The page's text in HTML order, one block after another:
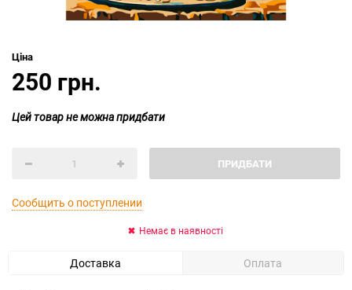
Ціна
250 грн.
Цей товар не можна придбати
ПРИДБАТИ
Сообщить о поступлении
Немає в наявності
Доставка Оплата